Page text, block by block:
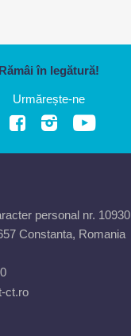
Rămâi în legătură!
Urmărește-ne
personal nr. 10930
Constanta, Romania
ct.ro